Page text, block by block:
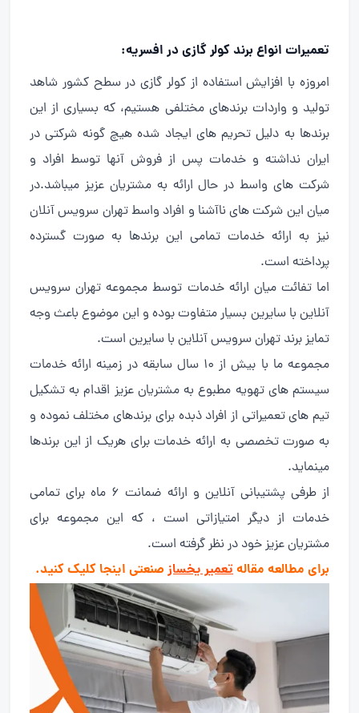
تعمیرات انواع برند کولر گازی در افسریه:
امروزه با افزایش استفاده از کولر گازی در سطح کشور شاهد
تولید و واردات برندهای مختلفی هستیم، که بسیاری از این
برندها به دلیل تحریم های ایجاد شده هیچ گونه شرکتی در
ایران نداشته و خدمات پس از فروش آنها توسط افراد و
شرکت های واسط در حال ارائه به مشتریان عزیز میباشد.در
میان این شرکت های ناآشنا و افراد واسط تهران سرویس آنلان
نیز به ارائه خدمات تمامی این برندها به صورت گسترده
پرداخته است.
اما تفائت میان ارائه خدمات توسط مجموعه تهران سرویس
آنلاین با سایرین بسیار متفاوت بوده و این موضوع باعث وجه
تمایز برند تهران سرویس آنلاین با سایرین است.
مجموعه ما با بیش از ۱۰ سال سابقه در زمینه ارائه خدمات
سیستم های تهویه مطبوع به مشتریان عزیز اقدام به تشکیل
تیم های تعمیراتی از افراد ذبده برای برندهای مختلف نموده و
به صورت تخصصی به ارائه خدمات برای هریک از این برندها
مینماید.
از طرفی پشتیبانی آنلاین و ارائه ضمانت ۶ ماه برای تمامی
خدمات از دیگر امتیازاتی است ، که این مجموعه برای
مشتریان عزیز خود در نظر گرفته است.
برای مطالعه مقالهتعمیر یخساز صنعتی اینجا کلیک کنید.